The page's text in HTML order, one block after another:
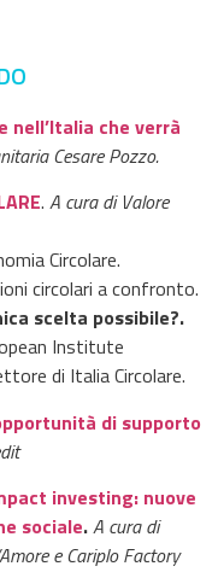
nell’Italia che verrà
Cesare Pozzo.
. A cura di Valore
Circolare.
circolari a confronto.
scelta possibile?.
Institute
di Italia Circolare.
di supporto
investing: nuove
sociale.A cura di
e Cariplo Factory